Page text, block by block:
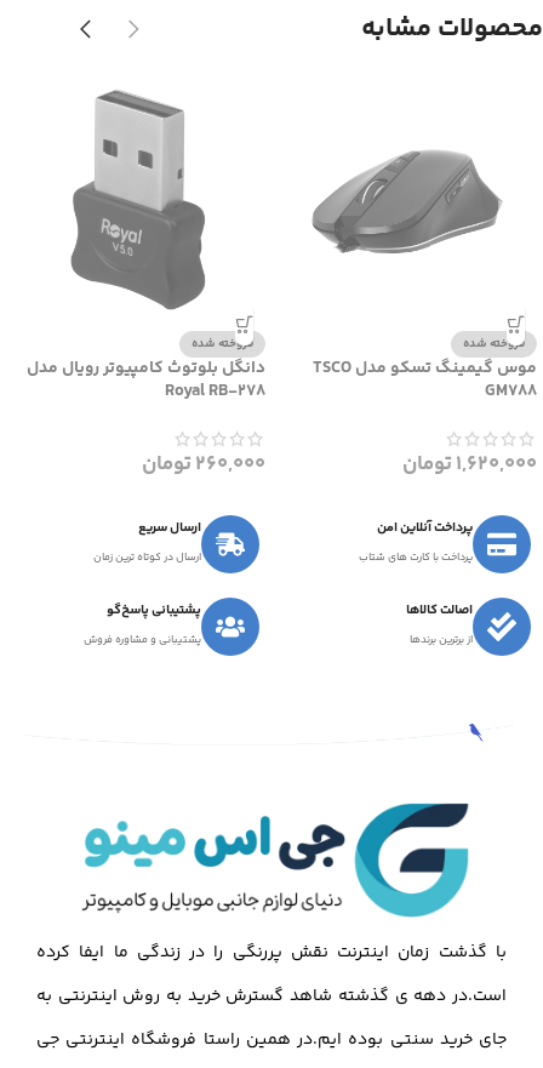
محصولات مشابه
فروخته شده
موس گیمینگ تسکو مدل TSCO
GM788
1,620,000تومان
فروخته شده
دانگل بلوتوث کامپیوتر رویال مدل
Royal RB-278
260,000تومان
پرداخت آنلاین امن
پرداخت با کارت های شتاب
ارسال سریع
ارسال در کوتاه ترین زمان
اصالت کالاها
از برترین برندها
پشتیبانی پاسخ‌گو
پشتیبانی و مشاوره فروش
با گذشت زمان اینترنت نقش پررنگی را در زندگی ما ایفا کرده
است.در دهه ی گذشته شاهد گسترش خرید به روش اینترنتی به
جای خرید سنتی بوده ایم.در همین راستا فروشگاه اینترنتی جی